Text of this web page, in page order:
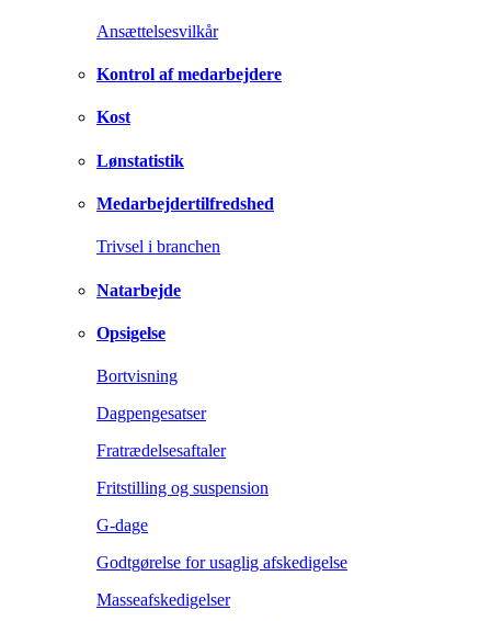
Ansættelsesvilkår
Kontrol af medarbejdere
Kost
Lønstatistik
Medarbejdertilfredshed
Trivsel i branchen
Natarbejde
Opsigelse
Bortvisning
Dagpengesatser
Fratrædelsesaftaler
Fritstilling og suspension
G-dage
Godtgørelse for usaglig afskedigelse
Masseafskedigelser